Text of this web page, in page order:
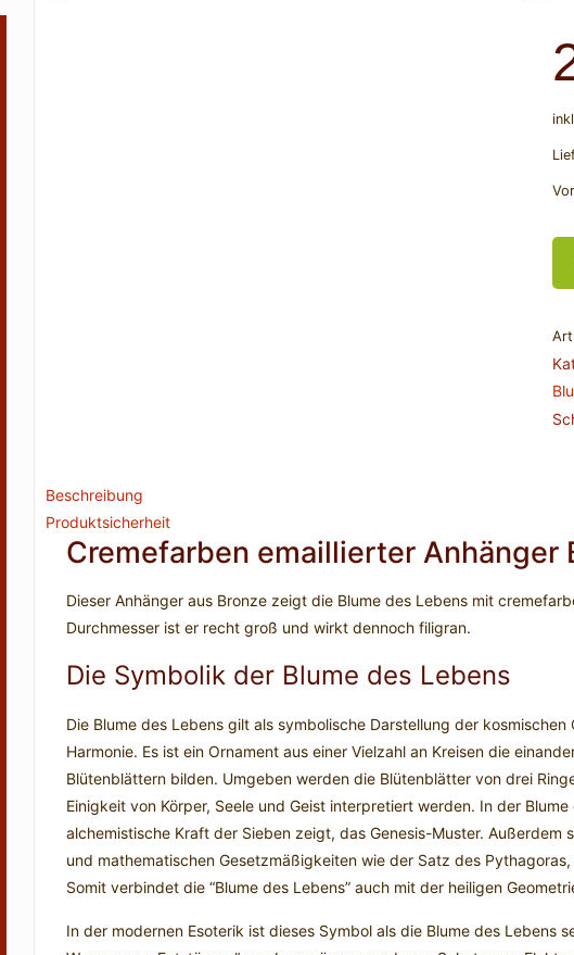
Beschreibung
Produktsicherheit
Cremefarben emaillierter Anhänger
Dieser Anhänger aus Bronze zeigt die Blume des Lebens mit
Durchmesser ist er recht groß und wirkt dennoch filigran.
Die Symbolik der Blume des Lebens
Die Blume des Lebens gilt als symbolische Darstellung der
Harmonie. Es ist ein Ornament aus einer Vielzahl an Kreisen die
Blütenblättern bilden. Umgeben werden die Blütenblätter von drei
Einigkeit von Körper, Seele und Geist interpretiert werden. In der
alchemistische Kraft der Sieben zeigt, das Genesis-Muster. Außerdem
und mathematischen Gesetzmäßigkeiten wie der Satz des
Somit verbindet die “Blume des Lebens” auch mit der heiligen
In der modernen Esoterik ist dieses Symbol als die Blume des Lebens